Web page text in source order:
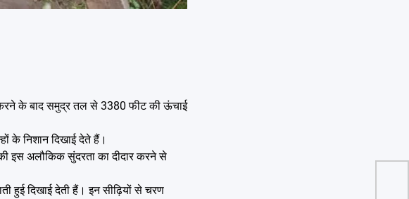
करने के बाद समुद्र तल से 3380 फीट की ऊंचाई
के निशान दिखाई देते हैं।
की इस अलौकिक सुंदरता का दीदार करने से
हुई दिखाई देती हैं। इन सीढ़ियों से चरण